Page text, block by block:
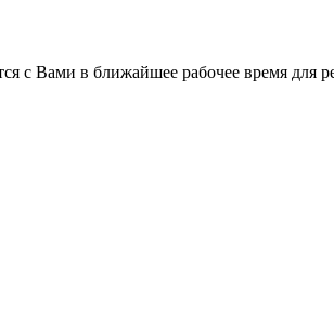
с Вами в ближайшее рабочее время для